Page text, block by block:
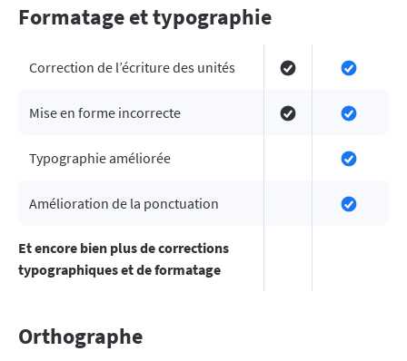
Formatage et typographie
Correction de l’écriture des unités
Mise en forme incorrecte
Typographie améliorée
Amélioration de la ponctuation
Et encore bien plus de corrections
typographiques et de formatage
Orthographe